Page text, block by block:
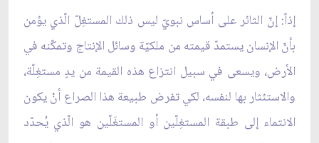
إذاً: إنّ الثائر على أساس نبويّ ليس ذلك المستغِلّ الّذي يؤمن
بأنّ الإنسان يستمدّ قيمته من ملكيّة وسائل الإنتاج وتمكّنه في
الأرض، ويسعى في سبيل انتزاع هذه القيمة من يدٍ مستغِلّة،
والاستئثار بها لنفسه، لكي تفرض طبيعة هذا الصراع أنْ يكون
الانتماء إلى طبقة المستغِلّين أو المستغَلّين هو الّذي يُحدّد